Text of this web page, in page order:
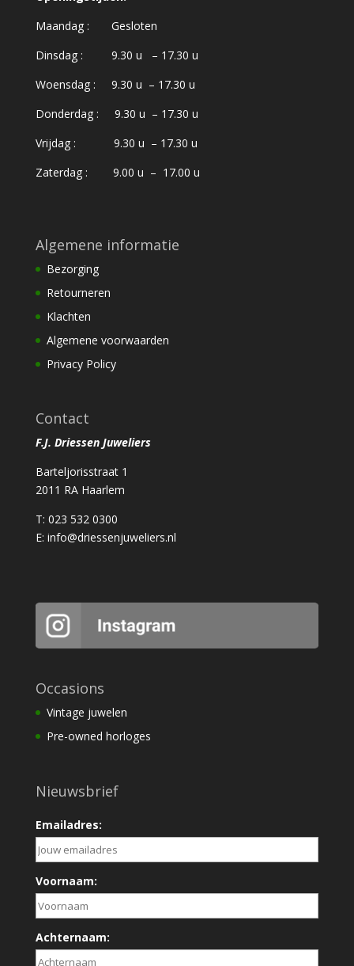
Maandag : Gesloten
Dinsdag : 9.30 u – 17.30 u
Woensdag : 9.30 u – 17.30 u
Donderdag : 9.30 u – 17.30 u
Vrijdag : 9.30 u – 17.30 u
Zaterdag : 9.00 u – 17.00 u
Algemene informatie
Bezorging
Retourneren
Klachten
Algemene voorwaarden
Privacy Policy
Contact
F.J. Driessen Juweliers
Barteljorisstraat 1
2011 RA Haarlem
T: 023 532 0300
E: info@driessenjuweliers.nl
Occasions
Vintage juwelen
Pre-owned horloges
Nieuwsbrief
Emailadres:
Voornaam:
Achternaam: